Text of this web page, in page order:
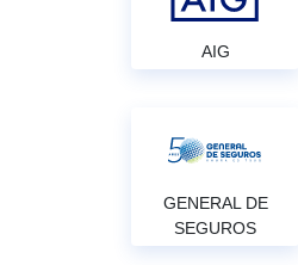
AIG
GENERAL DE
SEGUROS